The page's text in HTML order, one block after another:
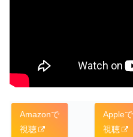
Amazonで
視聴
Apple
視聴